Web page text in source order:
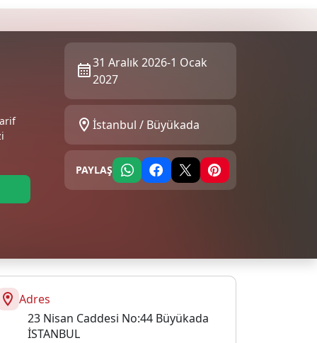
31 Aralık 2026-1 Ocak
2027
İstanbul / Büyükada
PAYLAŞ
Adres
23 Nisan Caddesi No:44 Büyükada
İSTANBUL